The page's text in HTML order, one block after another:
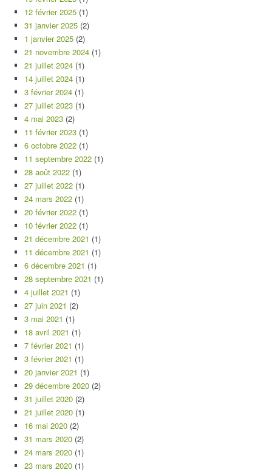
12 février 2025 (1)
31 janvier 2025 (2)
1 janvier 2025 (2)
21 novembre 2024 (1)
21 juillet 2024 (1)
14 juillet 2024 (1)
3 février 2024 (1)
27 juillet 2023 (1)
4 mai 2023 (2)
11 février 2023 (1)
6 octobre 2022 (1)
11 septembre 2022 (1)
28 août 2022 (1)
27 juillet 2022 (1)
24 mars 2022 (1)
20 février 2022 (1)
10 février 2022 (1)
21 décembre 2021 (1)
11 décembre 2021 (1)
6 décembre 2021 (1)
28 septembre 2021 (1)
4 juillet 2021 (1)
27 juin 2021 (2)
3 mai 2021 (1)
18 avril 2021 (1)
7 février 2021 (1)
3 février 2021 (1)
20 janvier 2021 (1)
29 décembre 2020 (2)
31 juillet 2020 (2)
21 juillet 2020 (1)
16 mai 2020 (2)
31 mars 2020 (2)
24 mars 2020 (1)
23 mars 2020 (1)